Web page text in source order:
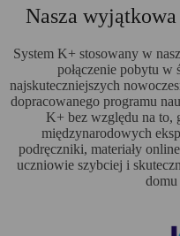
Nasza
System K+ stosowany w
połączenie pobytu
najskuteczniejszych
dopracowanego programu
K+ bez względu na to,
międzynarodowych
podręczniki, materiały
uczniowie szybciej i